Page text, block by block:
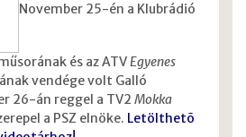
November 25-én a Klubrádió
és az ATVEgyenes
vendége volt Galló
26-án reggel a TV2 Mokka
a PSZ elnöke. Letölthetõ